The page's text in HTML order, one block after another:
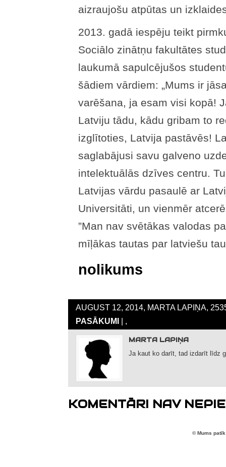
aizraujošu atpūtas un
2013. gadā iespēju teikt
Sociālo zinātņu fakultātes
laukumā sapulcējušos
šādiem vārdiem: „Mums ir
varēšana, ja esam visi kopā!
Latviju tādu, kādu gribam to
izglītoties, Latvija pastāvēs!
saglabājusi savu galveno
intelektuālās dzīves centru.
Latvijas vārdu pasaulē ar
Universitāti, un vienmēr
”Man nav svētākas valodas
mīļākas tautas par latviešu
nolikums
AUGUST 12, 2014, MARTA LAPIŅA,
PASĀKUMI
| ,
MARTA LAPIŅA
Ja kaut ko darīt, tad izdarīt līdz
KOMENTĀRI NAV
© Mums